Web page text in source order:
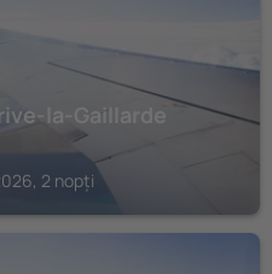
la-Gaillarde
2 nopți